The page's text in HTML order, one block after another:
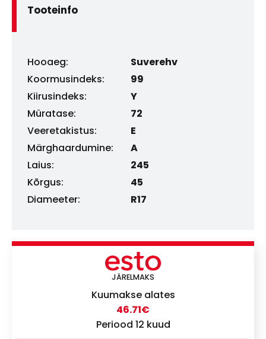
Tooteinfo
Hooaeg:
Suverehv
Koormusindeks:
99
Kiirusindeks:
Y
Müratase:
72
Veeretakistus:
E
Märghaardumine:
A
Laius:
245
Kõrgus:
45
Diameeter:
R17
JÄRELMAKS
Kuumakse alates
46.71€
Periood 12 kuud